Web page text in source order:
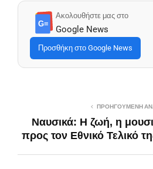
G≡
Ακολουθήστε μας στο
Google News
Προσθήκη στο Google News
ΠΡΟΗΓΟΎΜΕΝΗ
Ναυσικά: Η ζωή, η
προς τον Εθνικό Τελικό